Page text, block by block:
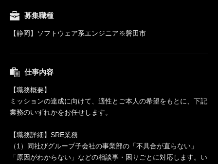
募集職種
【静岡】ソフトウェア系エンジニア※磐田市
仕事内容
【職務概要】
ミッションの達成に向けて、適性とご本人の希望をもとに、下記
業務のいずれかをお任せします。
【職務詳細】SRE業務
（1）同社びグループ子会社の事業部の「不具合が直らない」
「原因がわからない」などの相談事・困りごとに対応します。い